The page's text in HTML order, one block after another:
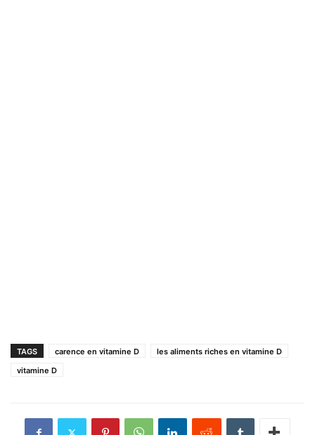
TAGS carence en vitamine D
les aliments riches en vitamine D
vitamine D